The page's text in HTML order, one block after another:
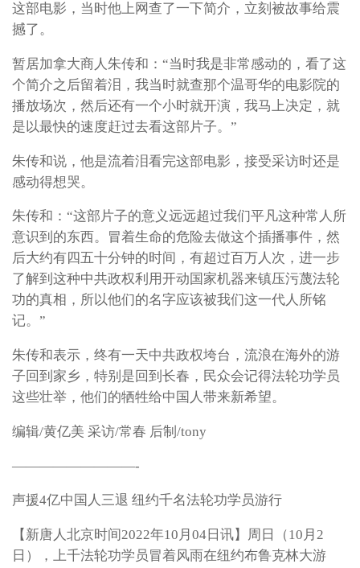
这部电影，当时他上网查了一下简介，立刻被故事给震
撼了。
暂居加拿大商人朱传和：“当时我是非常感动的，看了这
个简介之后留着泪，我当时就查那个温哥华的电影院的
播放场次，然后还有一个小时就开演，我马上决定，就
是以最快的速度赶过去看这部片子。”
朱传和说，他是流着泪看完这部电影，接受采访时还是
感动得想哭。
朱传和：“这部片子的意义远远超过我们平凡这种常人所
意识到的东西。冒着生命的危险去做这个插播事件，然
后大约有四五十分钟的时间，有超过百万人次，进一步
了解到这种中共政权利用开动国家机器来镇压污蔑法轮
功的真相，所以他们的名字应该被我们这一代人所铭
记。”
朱传和表示，终有一天中共政权垮台，流浪在海外的游
子回到家乡，特别是回到长春，民众会记得法轮功学员
这些壮举，他们的牺牲给中国人带来新希望。
编辑/黄亿美 采访/常春 后制/tony
—————————-
声援4亿中国人三退 纽约千名法轮功学员游行
【新唐人北京时间2022年10月04日讯】周日（10月2
日），上千法轮功学员冒着风雨在纽约布鲁克林大游